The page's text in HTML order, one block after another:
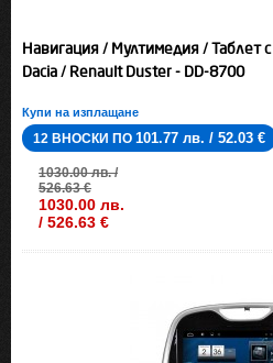
Навигация / Мултимедия / Таблет
Dacia / Renault Duster - DD-8700
Купи на изплащане
12 ВНОСКИ ПО 101.77 лв. / 52.03 €
1030.00 лв. /
526.63 €
1030.00 лв.
/ 526.63 €